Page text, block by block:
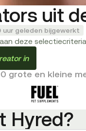
uit
uur geleden bijgewerkt
deze
in
grote en kleine
Hyred?